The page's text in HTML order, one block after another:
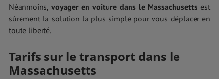
Néanmoins, voyager en voiture dans le Massachusetts est
sûrement la solution la plus simple pour vous déplacer en
toute liberté.
Tarifs sur le transport dans le
Massachusetts